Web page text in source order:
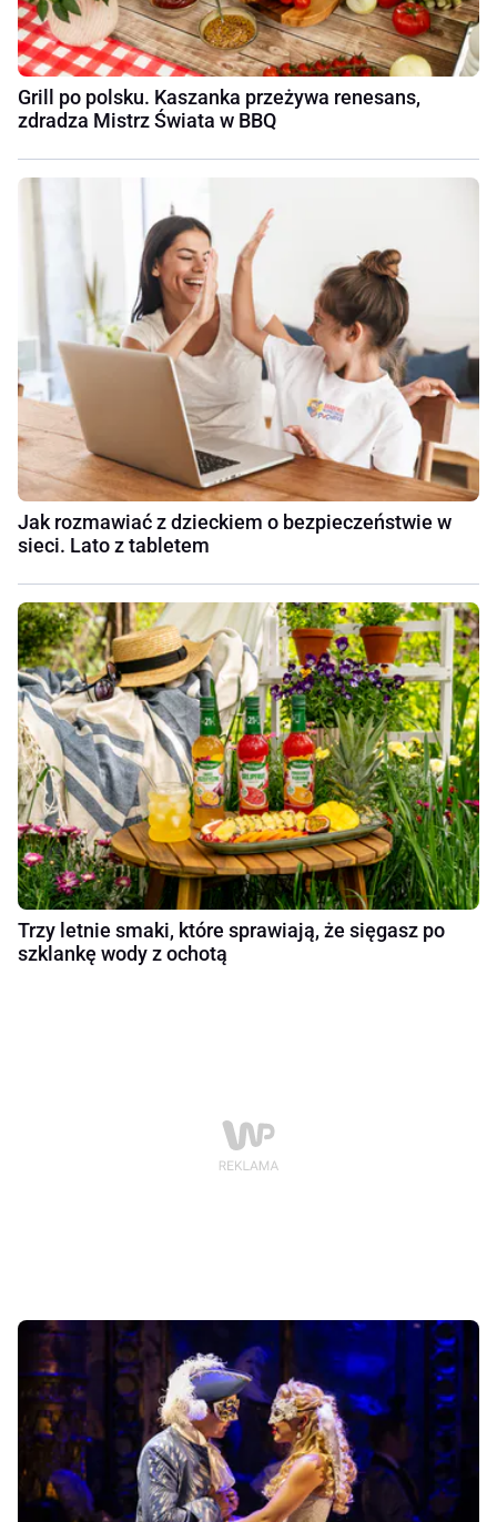
Grill po polsku. Kaszanka przeżywa renesans,
zdradza Mistrz Świata w BBQ
Jak rozmawiać z dzieckiem o bezpieczeństwie w
sieci. Lato z tabletem
Trzy letnie smaki, które sprawiają, że sięgasz po
szklankę wody z ochotą